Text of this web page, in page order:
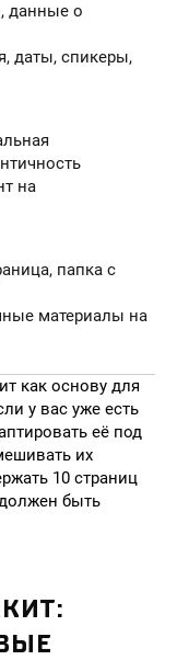
данные о
даты, спикеры,
на
папка с
материалы на
как основу для
у вас уже есть
её под
их
10 страниц
быть